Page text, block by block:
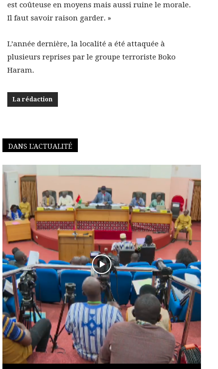
est coûteuse en moyens mais aussi ruine le morale.
Il faut savoir raison garder. »
L’année dernière, la localité a été attaquée à
plusieurs reprises par le groupe terroriste Boko
Haram.
La rédaction
DANS L'ACTUALITÉ